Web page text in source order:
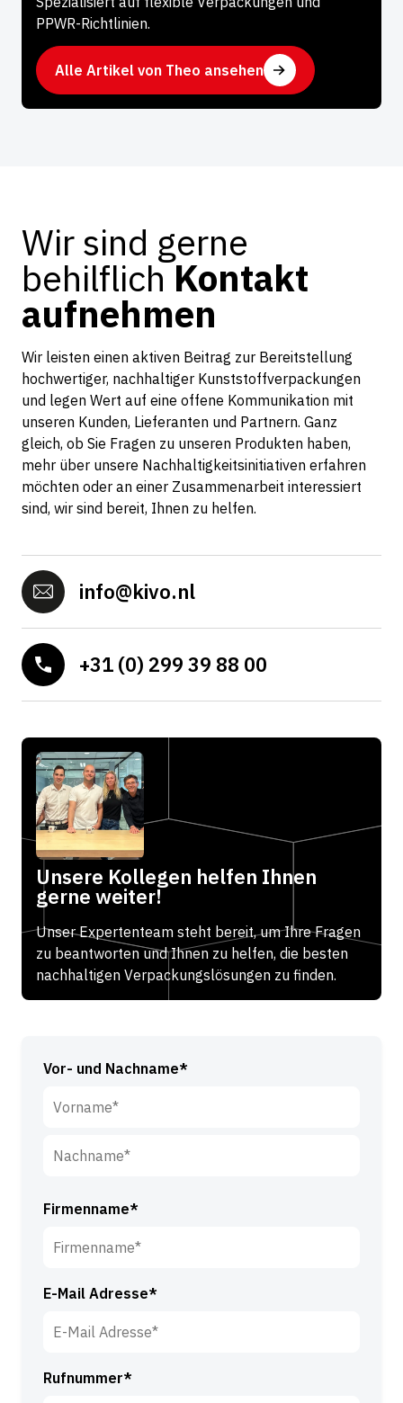
PPWR-Richtlinien.
Alle Artikel von Theo ansehen
Vor- und Nachname*
n
*
a
a
Firmenname*
E-Mail Adresse*
Rufnummer*
Wir sind gerne
behilflichKontakt
aufnehmen
Wir leisten einen aktiven Beitrag zur Bereitstellung
hochwertiger, nachhaltiger Kunststoffverpackungen
und legen Wert auf eine offene Kommunikation mit
unseren Kunden, Lieferanten und Partnern. Ganz
gleich, ob Sie Fragen zu unseren Produkten haben,
mehr über unsere Nachhaltigkeitsinitiativen erfahren
möchten oder an einer Zusammenarbeit interessiert
sind, wir sind bereit, Ihnen zu helfen.
info@kivo.nl
+31 (0) 299 39 88 00
Unsere Kollegen helfen Ihnen
gerne weiter!
Unser Expertenteam steht bereit, um Ihre Fragen
zu beantworten und Ihnen zu helfen, die besten
nachhaltigen Verpackungslösungen zu finden.